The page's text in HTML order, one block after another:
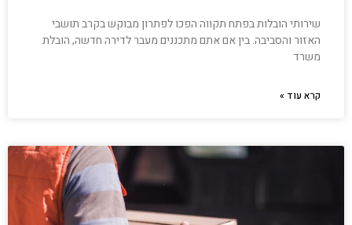
שירותי הובלות בפתח תקווה הפכו לפתרון מבוקש בקרב תושבי
האזור והסביבה. בין אם אתם מתכננים מעבר לדירה חדשה, הובלת
משרד
קרא עוד »